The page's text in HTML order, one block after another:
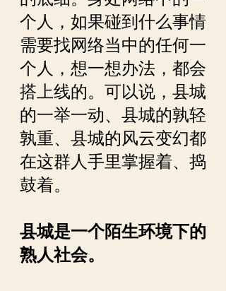
个人，如果碰到什么事情
需要找网络当中的任何一
个人，想一想办法，都会
搭上线的。可以说，县城
的一举一动、县城的孰轻
孰重、县城的风云变幻都
在这群人手里掌握着、捣
鼓着。
县城是一个陌生环境下的
熟人社会。